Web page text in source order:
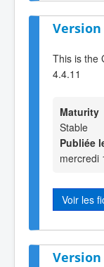
Version
This is the
4.4.11
Maturity
Stable
Publiée
mercredi
Voir les
Version